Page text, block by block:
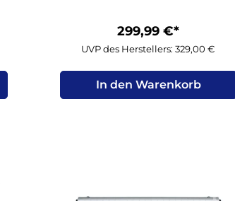
299,99 €*
UVP des Herstellers: 329,00 €
In den Warenkorb